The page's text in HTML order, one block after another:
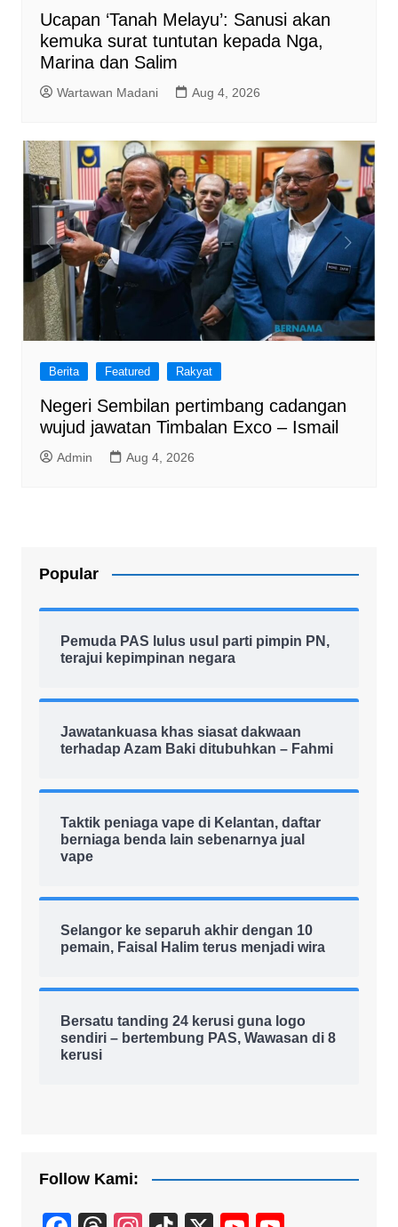
Ucapan ‘Tanah Melayu’: Sanusi akan
kemuka surat tuntutan kepada Nga,
Marina dan Salim
Wartawan Madani Aug 4, 2026
Berita Featured Rakyat
Negeri Sembilan pertimbang cadangan
wujud jawatan Timbalan Exco – Ismail
Admin Aug 4, 2026
Popular
Pemuda PAS lulus usul parti pimpin PN,
terajui kepimpinan negara
Jawatankuasa khas siasat dakwaan
terhadap Azam Baki ditubuhkan – Fahmi
Taktik peniaga vape di Kelantan, daftar
berniaga benda lain sebenarnya jual
vape
Selangor ke separuh akhir dengan 10
pemain, Faisal Halim terus menjadi wira
Bersatu tanding 24 kerusi guna logo
sendiri – bertembung PAS, Wawasan di 8
kerusi
Follow Kami: